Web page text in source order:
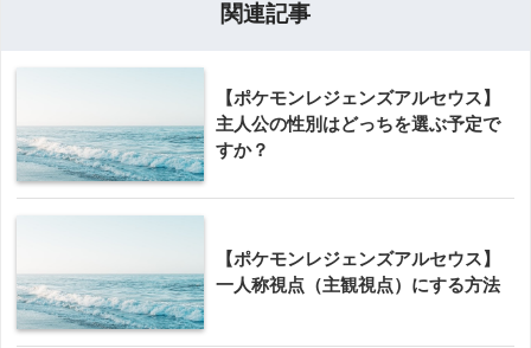
関連記事
【ポケモンレジェンズアルセウス】
主人公の性別はどっちを選ぶ予定で
すか？
【ポケモンレジェンズアルセウス】
一人称視点（主観視点）にする方法